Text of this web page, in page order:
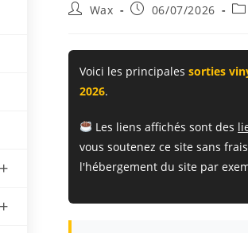
Auteur/autrice
publication :
Wax
Publication
06/07/2026
Voici les principalessorties
2026.
Les liens affichés sont des
vous soutenez ce site sans
l'hébergement du site par